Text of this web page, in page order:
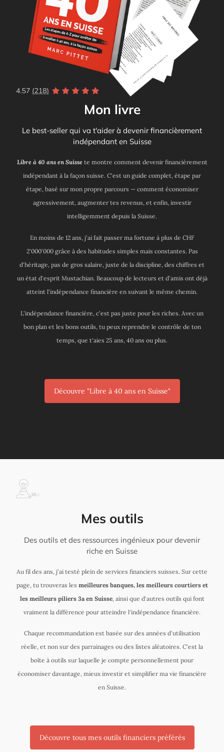
Mon livre
Le best-seller qui va t'aider à devenir financièrement
indépendant en Suisse
Libre à 40 ans en Suisse te montre comment devenir financièrement
indépendant à la façon suisse. C'est un guide complet, étape par
étape, basé sur mon propre parcours — comment économiser
agressivement, augmenter tes revenus, et enfin, investir
intelligemment depuis la Suisse.
En moins de 12 ans, j'ai fait passer ma fortune à plus de CHF
2'000'000 grâce à des habitudes simples mais constantes. Pas
d'héritage, pas de gros salaire, juste de la discipline, des chiffres et
un état d'esprit Mustachian. Beaucoup de lecteurs et d'amis ont déjà
atteint l'indépendance financière en suivant le même chemin.
L'indépendance financière, c'est pas juste pour les riches. Avec un
bon plan et les bons outils, tu peux reprendre le contrôle de ton
temps, que t'aies 25 ans, 40 ans ou plus.
Découvre "Libre à 40 ans en Suisse"
Mes outils
Des outils et des ressources ingénieux pour devenir
riche en Suisse
Au fil des ans, j'ai testé plein de services financiers suisses. Sur cette
page, tu trouveras les meilleures banques, les meilleurs courtiers et
les meilleurs piliers 3a en Suisse, ainsi que d'autres outils qui font
vraiment la différence pour atteindre l'indépendance financière.
Chaque recommandation est basée sur des années d'utilisation
réelle, et non sur des parrainages ou des listes aléatoires. C'est la
boîte à outils sur laquelle je compte personnellement pour
économiser davantage, mieux investir et simplifier ma vie financière
en Suisse.
Découvre tous mes outils financiers préférés